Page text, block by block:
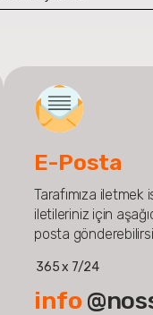
E-Posta
Tarafımıza
iletileriniz için
posta
365 x 7/24
info